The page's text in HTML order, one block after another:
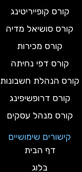
קורס קופייריטינג
קורס סושיאל מדיה
קורס מכירות
קורס דפי נחיתה
קורס הנהלת חשבונות
קורס דרופשיפינג
קורס מנהל עסקים
קישורים שימושיים
דף הבית
בלוג